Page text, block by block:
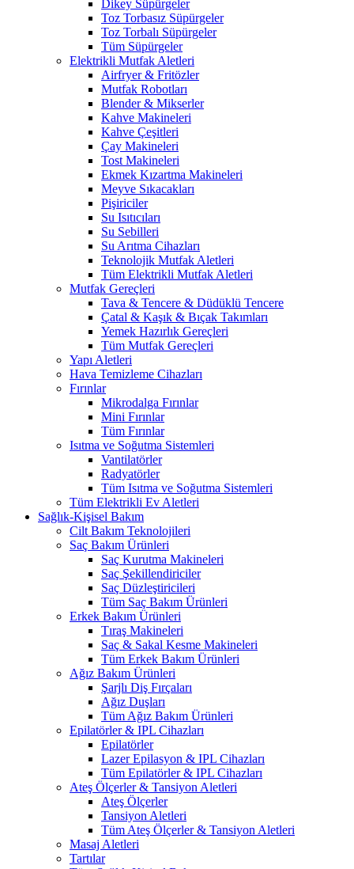
Dikey Süpürgeler
Toz Torbasız Süpürgeler
Toz Torbalı Süpürgeler
Tüm Süpürgeler
Elektrikli Mutfak Aletleri
Airfryer & Fritözler
Mutfak Robotları
Blender & Mikserler
Kahve Makineleri
Kahve Çeşitleri
Çay Makineleri
Tost Makineleri
Ekmek Kızartma Makineleri
Meyve Sıkacakları
Pişiriciler
Su Isıtıcıları
Su Sebilleri
Su Arıtma Cihazları
Teknolojik Mutfak Aletleri
Tüm Elektrikli Mutfak Aletleri
Mutfak Gereçleri
Tava & Tencere & Düdüklü Tencere
Çatal & Kaşık & Bıçak Takımları
Yemek Hazırlık Gereçleri
Tüm Mutfak Gereçleri
Yapı Aletleri
Hava Temizleme Cihazları
Fırınlar
Mikrodalga Fırınlar
Mini Fırınlar
Tüm Fırınlar
Isıtma ve Soğutma Sistemleri
Vantilatörler
Radyatörler
Tüm Isıtma ve Soğutma Sistemleri
Tüm Elektrikli Ev Aletleri
Sağlık-Kişisel Bakım
Cilt Bakım Teknolojileri
Saç Bakım Ürünleri
Saç Kurutma Makineleri
Saç Şekillendiriciler
Saç Düzleştiricileri
Tüm Saç Bakım Ürünleri
Erkek Bakım Ürünleri
Tıraş Makineleri
Saç & Sakal Kesme Makineleri
Tüm Erkek Bakım Ürünleri
Ağız Bakım Ürünleri
Şarjlı Diş Fırçaları
Ağız Duşları
Tüm Ağız Bakım Ürünleri
Epilatörler & IPL Cihazları
Epilatörler
Lazer Epilasyon & IPL Cihazları
Tüm Epilatörler & IPL Cihazları
Ateş Ölçerler & Tansiyon Aletleri
Ateş Ölçerler
Tansiyon Aletleri
Tüm Ateş Ölçerler & Tansiyon Aletleri
Masaj Aletleri
Tartılar